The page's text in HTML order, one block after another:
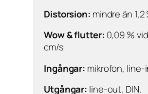
Distorsion: mindre än 1,2
Wow & flutter: 0,09 %
cm/s
Ingångar: mikrofon, line-
Utgångar: line-out, DIN,